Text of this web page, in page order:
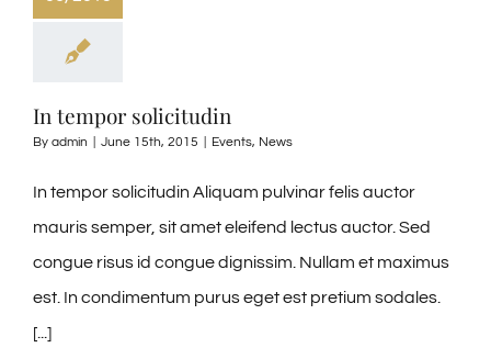
In tempor solicitudin
By admin June 15th, 2015 Events, News
In tempor solicitudin Aliquam pulvinar felis auctor
mauris semper, sit amet eleifend lectus auctor. Sed
congue risus id congue dignissim. Nullam et maximus
est. In condimentum purus eget est pretium sodales.
[...]